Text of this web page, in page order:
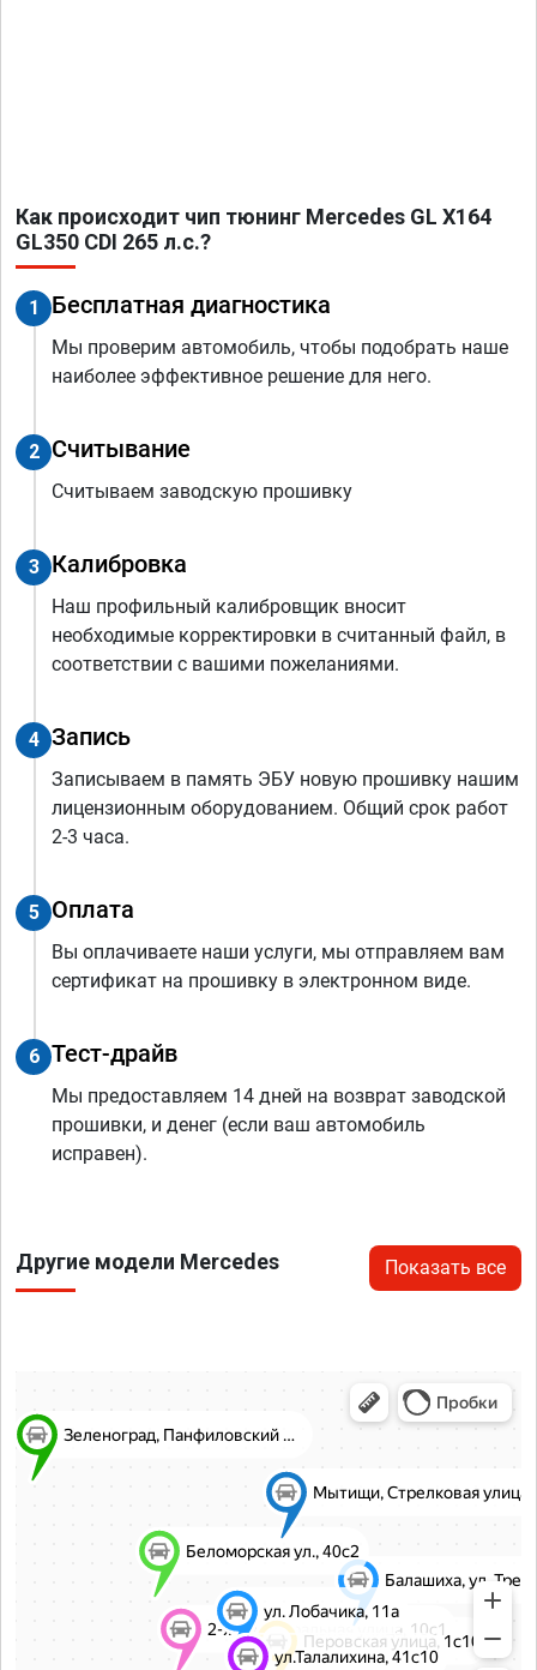
Как происходит чип тюнинг Mercedes GL X164
GL350 CDI 265 л.с.?
1 Бесплатная диагностика
Мы проверим автомобиль, чтобы подобрать наше
наиболее эффективное решение для него.
2 Считывание
Считываем заводскую прошивку
3 Калибровка
Наш профильный калибровщик вносит
необходимые корректировки в считанный файл, в
соответствии с вашими пожеланиями.
4 Запись
Записываем в память ЭБУ новую прошивку нашим
лицензионным оборудованием. Общий срок работ
2-3 часа.
5 Оплата
Вы оплачиваете наши услуги, мы отправляем вам
сертификат на прошивку в электронном виде.
6 Тест-драйв
Мы предоставляем 14 дней на возврат заводской
прошивки, и денег (если ваш автомобиль
исправен).
Другие модели Mercedes Показать все